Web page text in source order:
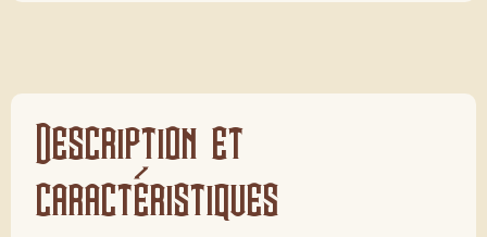
Description et
caractéristiques